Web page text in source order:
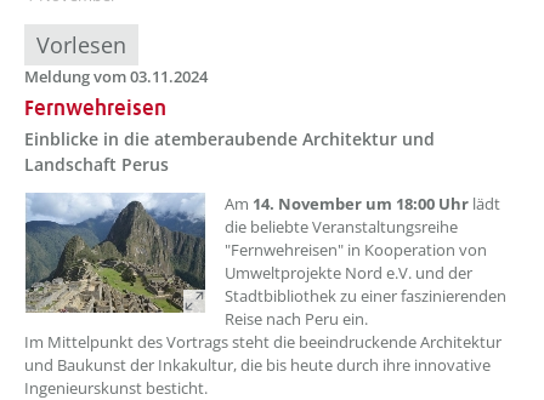
Vorlesen
Meldung vom 03.11.2024
Fernwehreisen
Einblicke in die atemberaubende Architektur und
Landschaft Perus
??? absaetzeOben[1]/titel ???
Am 14. November um 18:00 Uhr lädt
die beliebte Veranstaltungsreihe
"Fernwehreisen" in Kooperation von
Umweltprojekte Nord e.V. und der
Stadtbibliothek zu einer faszinierenden
Reise nach Peru ein.
Im Mittelpunkt des Vortrags steht die beeindruckende Architektur
und Baukunst der Inkakultur, die bis heute durch ihre innovative
Ingenieurskunst besticht.